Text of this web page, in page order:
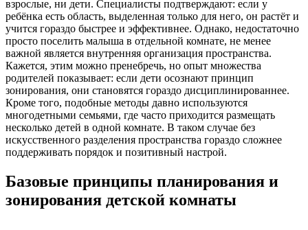
взрослые, ни дети. Специалисты подтверждают: если у
ребёнка есть область, выделенная только для него, он растёт и
учится гораздо быстрее и эффективнее. Однако, недостаточно
просто поселить малыша в отдельной комнате, не менее
важной является внутренняя организация пространства.
Кажется, этим можно пренебречь, но опыт множества
родителей показывает: если дети осознают принцип
зонирования, они становятся гораздо дисциплинированнее.
Кроме того, подобные методы давно используются
многодетными семьями, где часто приходится размещать
несколько детей в одной комнате. В таком случае без
искусственного разделения пространства гораздо сложнее
поддерживать порядок и позитивный настрой.
Базовые принципы планирования и
зонирования детской комнаты